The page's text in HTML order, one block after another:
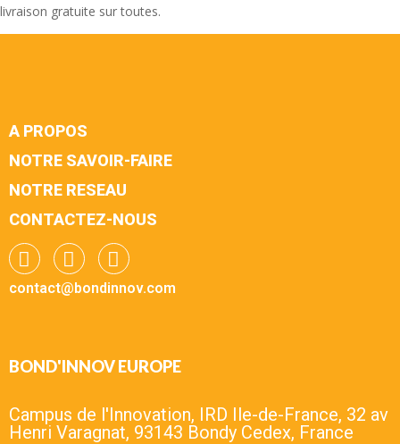
livraison gratuite sur toutes.
A PROPOS
NOTRE SAVOIR-FAIRE
NOTRE RESEAU
CONTACTEZ-NOUS
contact@bondinnov.com
BOND'INNOV EUROPE
Campus de l'Innovation, IRD Ile-de-France, 32 av
Henri Varagnat, 93143 Bondy Cedex, France